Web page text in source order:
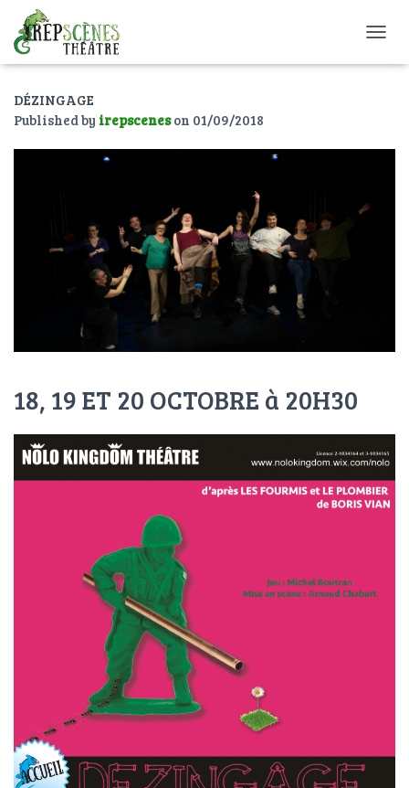
U
/
N
DÉZINGAGE
Published by irepsceneson 01/09/2018
18, 19 ET 20 OCTOBRE à 20H30